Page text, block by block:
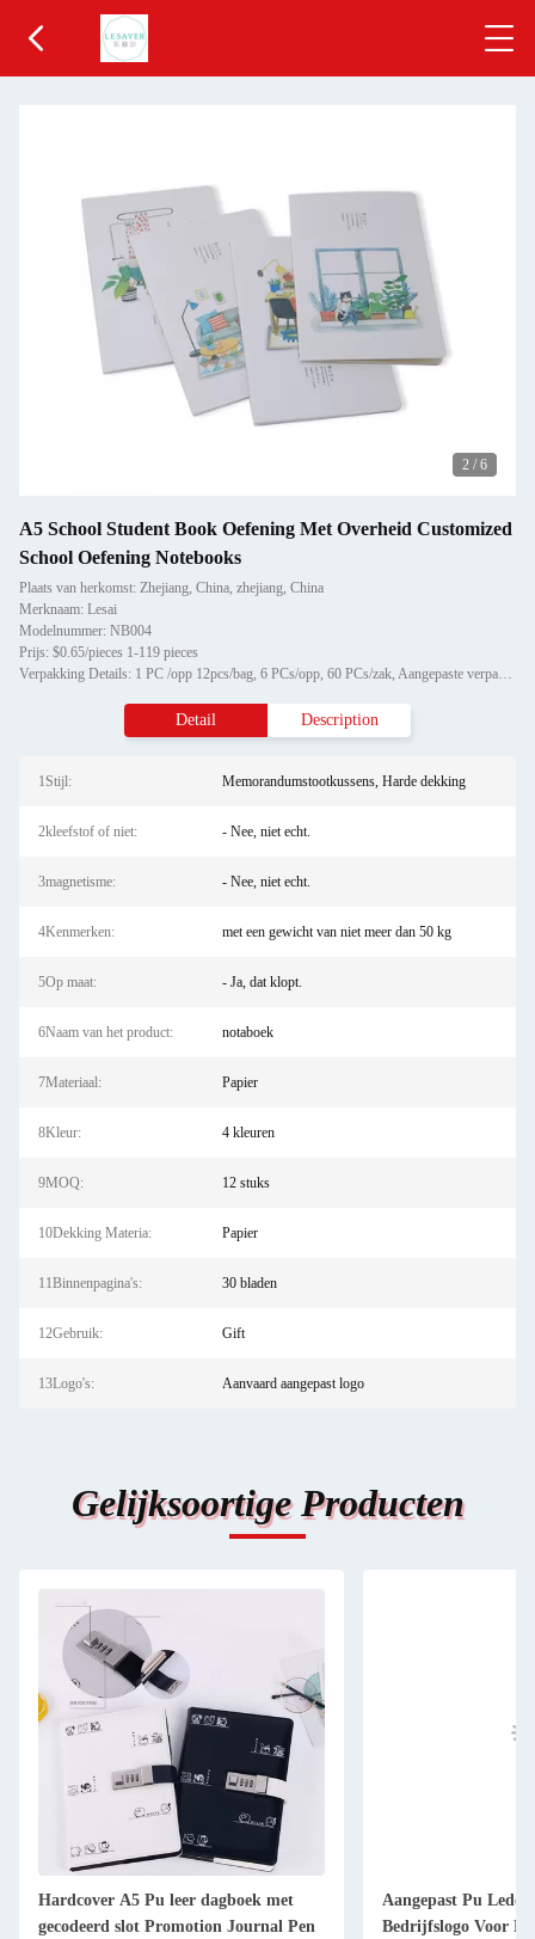
2 / 6
A5 School Student Book Oefening Met Overheid Customized
School Oefening Notebooks
Plaats van herkomst: Zhejiang, China, zhejiang, China
Merknaam: Lesai
Modelnummer: NB004
Prijs: $0.65/pieces 1-119 pieces
Verpakking Details: 1 PC /opp 12pcs/bag, 6 PCs/opp, 60 PCs/zak, Aangepaste verpakking
Detail Description
1Stijl: Memorandumstootkussens, Harde dekking
2kleefstof of niet: - Nee, niet echt.
3magnetisme: - Nee, niet echt.
4Kenmerken: met een gewicht van niet meer dan 50 kg
5Op maat: - Ja, dat klopt.
6Naam van het product: notaboek
7Materiaal: Papier
8Kleur: 4 kleuren
9MOQ: 12 stuks
10Dekking Materia: Papier
11Binnenpagina's: 30 bladen
12Gebruik: Gift
13Logo's: Aanvaard aangepast logo
Gelijksoortige Producten
Hardcover A5 Pu leer dagboek met
gecodeerd slot Promotion Journal Pen
Aangepast Pu
Bedrijfslogo Voor